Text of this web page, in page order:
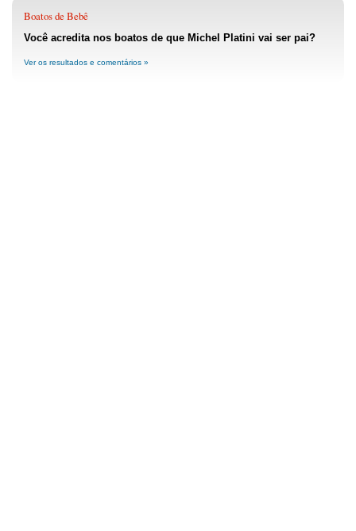
Boatos de Bebê
Você acredita nos boatos de que Michel Platini vai ser pai?
Ver os resultados e comentários »